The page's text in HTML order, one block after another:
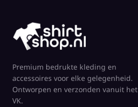
Premium bedrukte kleding en
accessoires voor elke gelegenheid.
Ontworpen en verzonden vanuit het
VK.